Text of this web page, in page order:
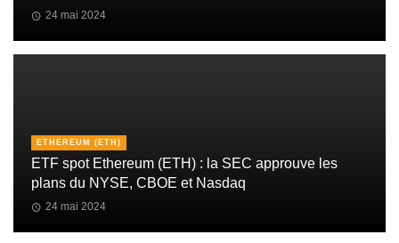
24 mai 2024
ETHEREUM (ETH)
ETF spot Ethereum (ETH) : la SEC approuve les
plans du NYSE, CBOE et Nasdaq
24 mai 2024